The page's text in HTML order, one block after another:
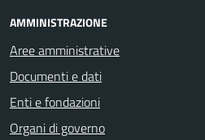
AMMINISTRAZIONE
Aree amministrative
Documenti e dati
Enti e fondazioni
Organi di governo